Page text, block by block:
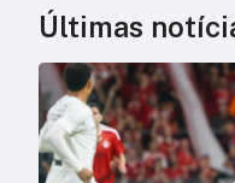
Últimas